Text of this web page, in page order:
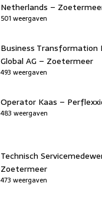
Netherlands –
501 weergaven
Business Transformation
Global AG – Zoetermeer
493 weergaven
Operator Kaas –
483 weergaven
Technisch
Zoetermeer
473 weergaven